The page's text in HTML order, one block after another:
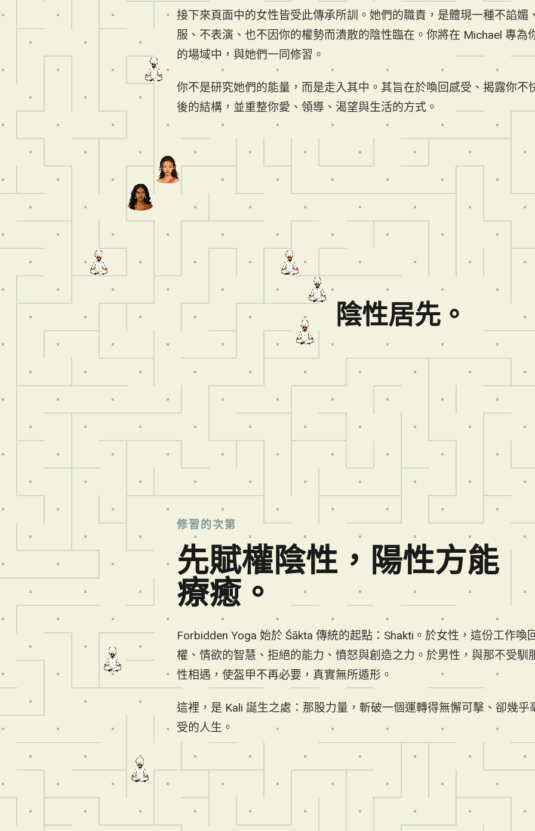
接下來頁面中的女性皆受此傳承所訓。她們的職責，是體現一種不諂媚
服、不表演、也不因你的權勢而潰散的陰性臨在。你將在 Michael 專為
的場域中，與她們一同修習。
你不是研究她們的能量，而是走入其中。其旨在於喚回感受、揭露你不
後的結構，並重整你愛、領導、渴望與生活的方式。
陰性居先。
修習的次第
先賦權陰性，陽性方能
療癒。
Forbidden Yoga 始於 Śākta 傳統的起點：Shakti。於女性，這份工作喚
權、情欲的智慧、拒絕的能力、憤怒與創造之力。於男性，與那不受馴
性相遇，使盔甲不再必要，真實無所遁形。
這裡，是 Kali 誕生之處：那股力量，斬破一個運轉得無懈可擊、卻幾乎
受的人生。